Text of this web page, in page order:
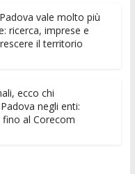
vale molto più
ricerca, imprese e
il territorio
ecco chi
negli enti:
fino al Corecom